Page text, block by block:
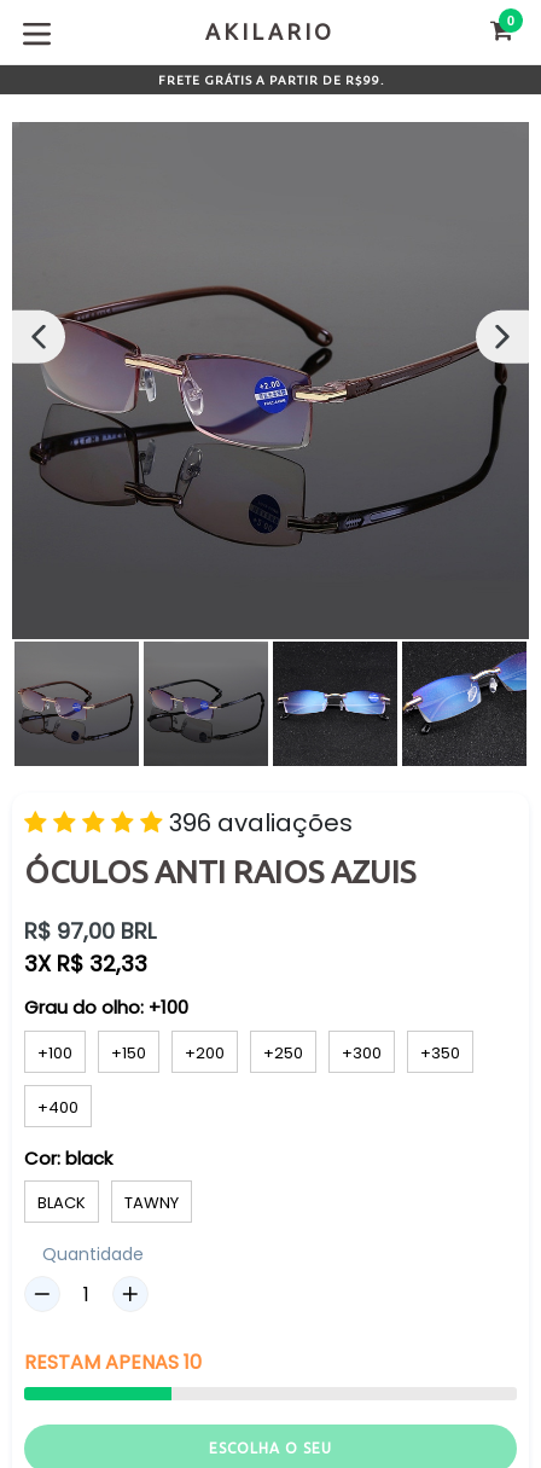
para
o
conteúdo
expandir/colapsar
AKILARIO 0
FRETE GRÁTIS A PARTIR DE R$99.
SLIDE
ANTERIOR
SLIDE
396 avaliações
ÓCULOS ANTI RAIOS AZUIS
Preço
normal
R$ 97,00 BRL
3X R$ 32,33
Grau do olho: +100
+100 +150 +200 +250 +300 +350
+400
Cor:black
BLACK TAWNY
Quantidade
RESTAMAPENAS10
ESCOLHA O SEU